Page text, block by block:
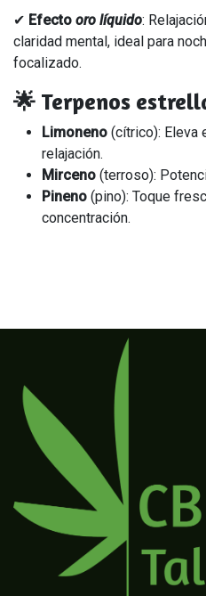
✔ Efecto oro líquido:
claridad mental, ideal para
focalizado.
🌟 Terpenos
Limoneno (cítrico): Eleva
relajación.
Mirceno (terroso):
Pineno (pino): Toque
concentración.